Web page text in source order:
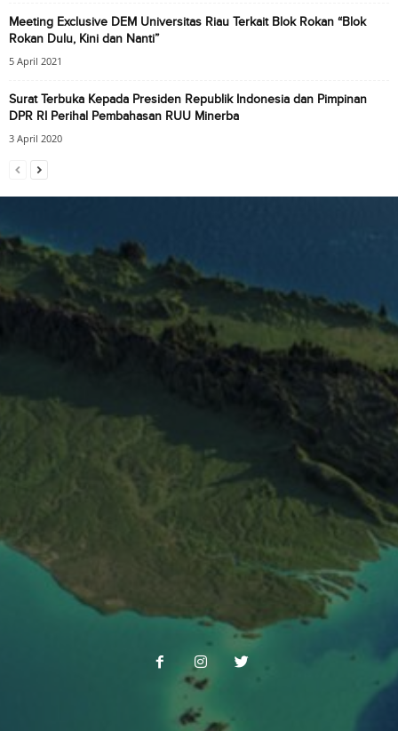
Meeting Exclusive DEM Universitas Riau Terkait Blok Rokan “Blok
Rokan Dulu, Kini dan Nanti”
5 April 2021
Surat Terbuka Kepada Presiden Republik Indonesia dan Pimpinan
DPR RI Perihal Pembahasan RUU Minerba
3 April 2020